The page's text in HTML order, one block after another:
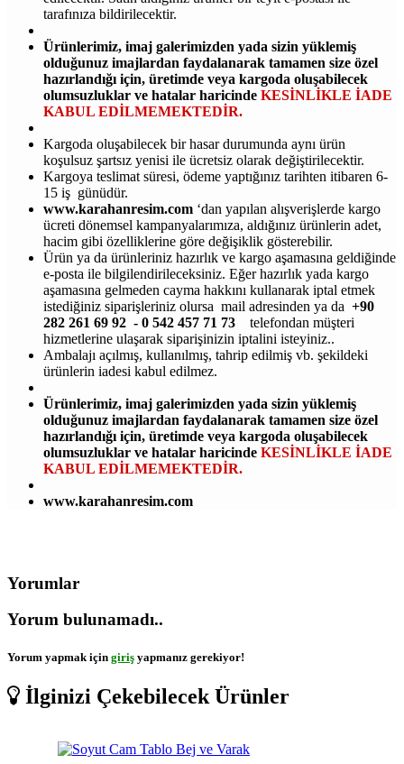
tarafınıza bildirilecektir.
Ürünlerimiz, imaj galerimizden yada sizin yüklemiş
olduğunuz imajlardan faydalanarak tamamen size özel
hazırlandığı için, üretimde veya kargoda oluşabilecek
olumsuzluklar ve hatalar haricinde KESİNLİKLE İADE
KABUL EDİLMEMEKTEDİR.
Kargoda oluşabilecek bir hasar durumunda aynı ürün
koşulsuz şartsız yenisi ile ücretsiz olarak değiştirilecektir.
Kargoya teslimat süresi, ödeme yaptığınız tarihten itibaren 6-
15 iş günüdür.
www.karahanresim.com ‘dan yapılan alışverişlerde kargo
ücreti dönemsel kampanyalarımıza, aldığınız ürünlerin adet,
hacim gibi özelliklerine göre değişiklik gösterebilir.
Ürün ya da ürünleriniz hazırlık ve kargo aşamasına geldiğinde
e-posta ile bilgilendirileceksiniz. Eğer hazırlık yada kargo
aşamasına gelmeden cayma hakkını kullanarak iptal etmek
istediğiniz siparişleriniz olursa mail adresinden ya da +90
282 261 69 92 - 0 542 457 71 73
telefondan müşteri
hizmetlerine ulaşarak siparişinizin iptalini isteyiniz..
Ambalajı açılmış, kullanılmış, tahrip edilmiş vb. şekildeki
ürünlerin iadesi kabul edilmez.
Ürünlerimiz, imaj galerimizden yada sizin yüklemiş
olduğunuz imajlardan faydalanarak tamamen size özel
hazırlandığı için, üretimde veya kargoda oluşabilecek
olumsuzluklar ve hatalar haricinde KESİNLİKLE İADE
KABUL EDİLMEMEKTEDİR.
www.karahanresim.com
Yorumlar
Yorum bulunamadı..
Yorum yapmak için giriş yapmanız gerekiyor!
İlginizi Çekebilecek Ürünler